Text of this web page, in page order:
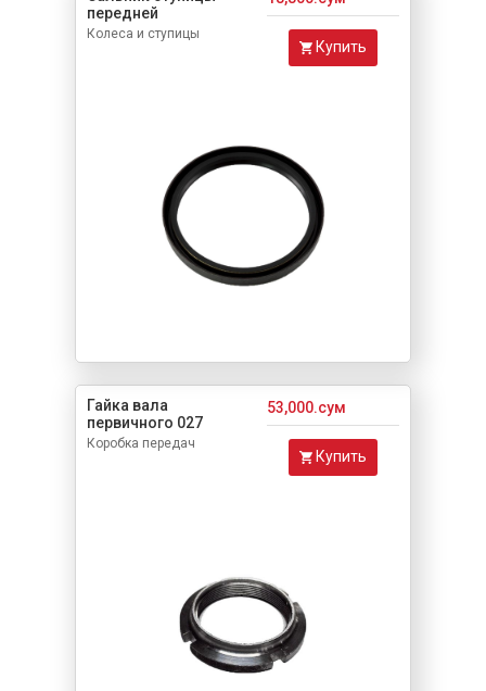
передней
Колеса и ступицы
Купить
Гайка вала
первичного 027
Коробка передач
53,000.сум
Купить